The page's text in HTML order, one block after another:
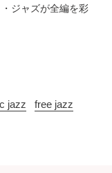
ジャズが全編を彩
jazz
free jazz